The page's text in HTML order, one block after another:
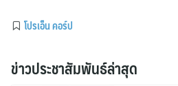
โปรเอ็น คอร์ป
ข่าวประชาสัมพันธ์ล่าสุด